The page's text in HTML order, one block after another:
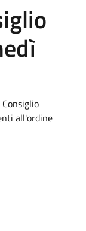
all'ordine